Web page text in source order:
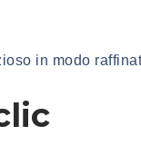
in modo